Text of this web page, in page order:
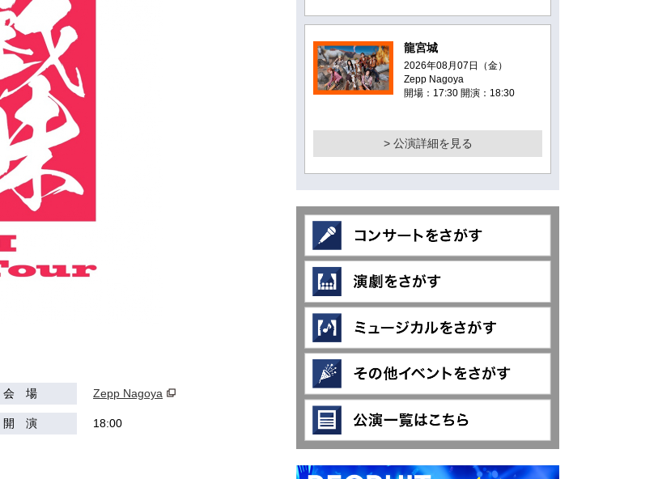
会 場 Zepp Nagoya
開 演 18:00
龍宮城
2026年08月07日（金）
Zepp Nagoya
開場：17:30 開演：18:30
> 公演詳細を見る